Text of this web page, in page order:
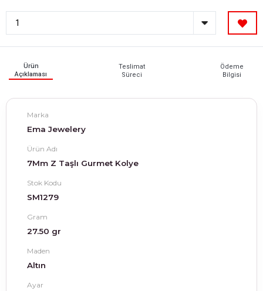
Ürün
Açıklaması
Teslimat
Süreci
Ödeme
Bilgisi
Marka
Ema Jewelery
Ürün Adı
7Mm Z Taşlı Gurmet Kolye
Stok Kodu
SM1279
Gram
27.50 gr
Maden
Altın
Ayar